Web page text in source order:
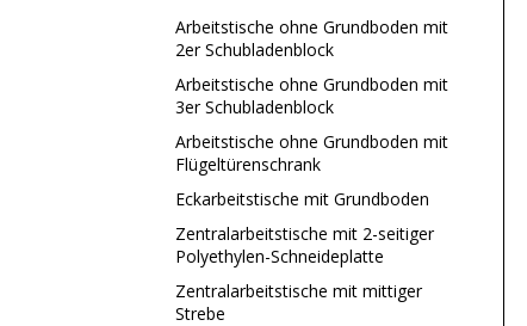
Arbeitstische ohne Grundboden mit
2er Schubladenblock
Arbeitstische ohne Grundboden mit
3er Schubladenblock
Arbeitstische ohne Grundboden mit
Flügeltürenschrank
Eckarbeitstische mit Grundboden
Zentralarbeitstische mit 2-seitiger
Polyethylen-Schneideplatte
Zentralarbeitstische mit mittiger
Strebe